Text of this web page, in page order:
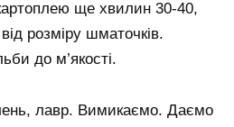
ще хвилин 30-40,
розміру шматочків.
до м’якості.
лавр. Вимикаємо. Даємо